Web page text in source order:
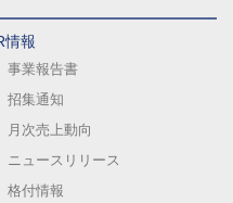
情報
事業報告書
招集通知
月次売上動向
ニュースリリース
格付情報